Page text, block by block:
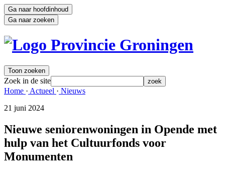
Ga naar hoofdinhoud
Ga naar zoeken
Toon zoeken
Zoek in de site zoek
Home · Actueel · Nieuws
21 juni 2024
Nieuwe seniorenwoningen in Opende met
hulp van het Cultuurfonds voor
Monumenten